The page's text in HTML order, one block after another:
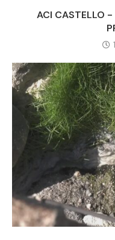
ACI CASTELLO -